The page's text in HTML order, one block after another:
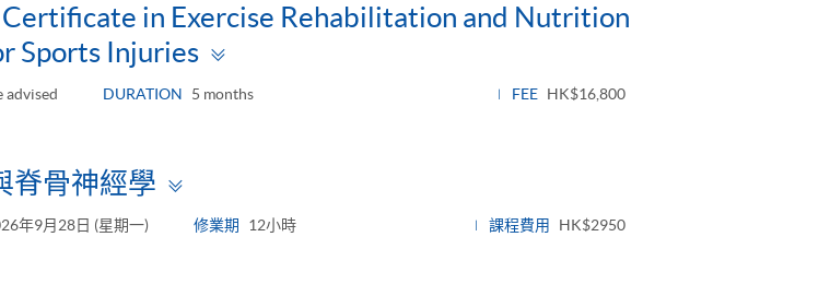
in Exercise Rehabilitation and Nutrition
Sports Injuries
panel
advised DURATION 5 months FEE HK$16,800
脊骨神經學
panel
年9月28日 (星期一) 修業期 12小時 課程費用 HK$2950